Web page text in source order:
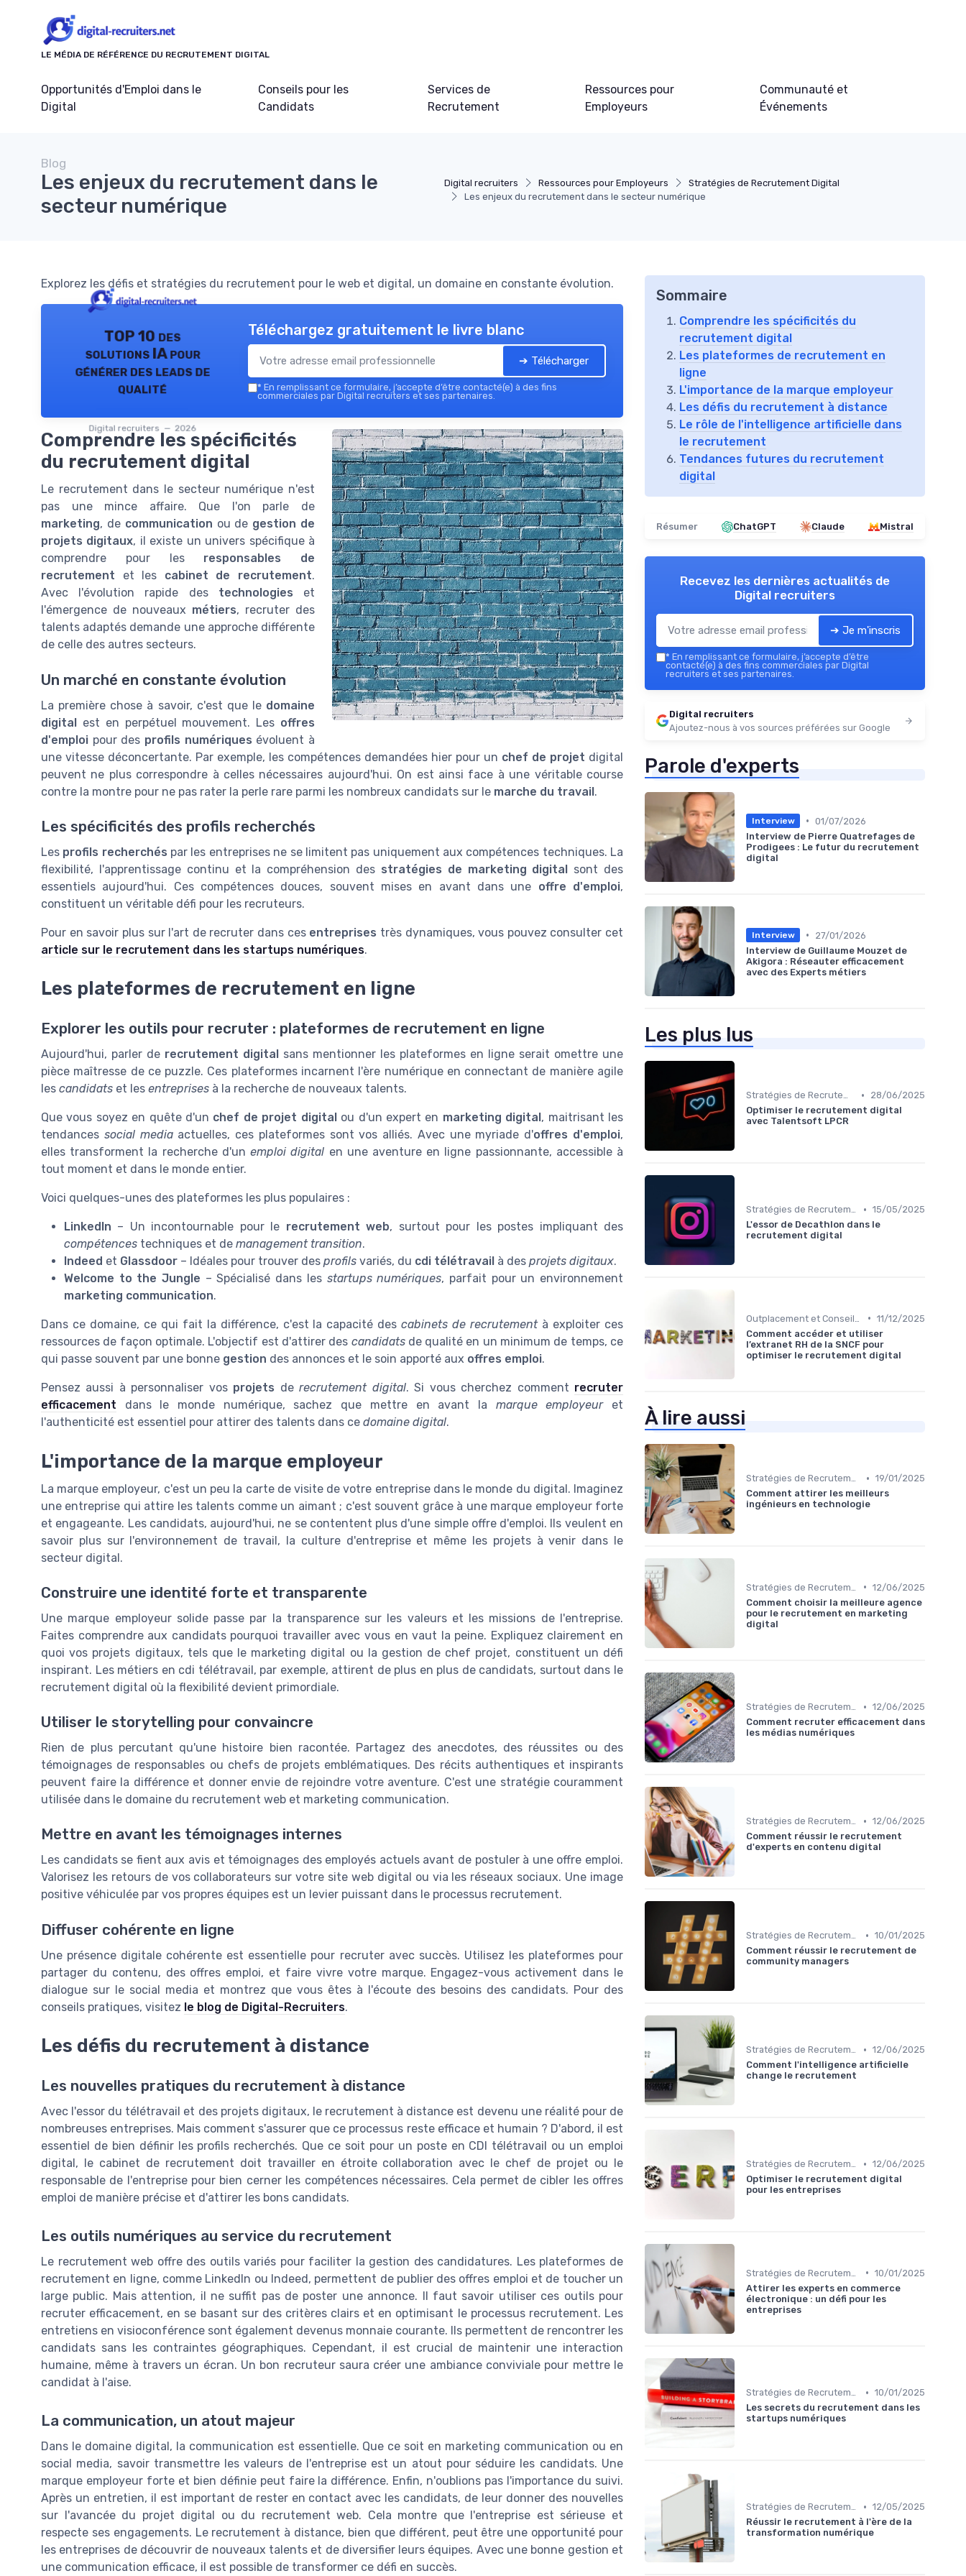
LE MÉDIA DE RÉFÉRENCE DU RECRUTEMENT DIGITAL
Opportunités d'Emploi dans le
Digital
Conseils pour les
Candidats
Services de
Recrutement
Ressources pour
Employeurs
Communauté et
Événements
Digital recruiters Ressources pour Employeurs
Stratégies de Recrutement Digital
Les enjeux du recrutement dans le secteur numérique
Blog
Les enjeux du recrutement dans le
secteur numérique
Explorez les défis et stratégies du recrutement pour le web et digital, un domaine en constante évolution.
TOP 10 des
solutions IA pour
générer des leads de
qualité
Digital recruiters — 2026
Téléchargez gratuitement le livre blanc
➔ Télécharger
* En remplissant ce formulaire, j’accepte d’être contacté(e) à des fins
commerciales par Digital recruiters et ses partenaires.
Comprendre les spécificités
du recrutement digital
Le recrutement dans le secteur numérique n'est
pas une mince affaire. Que l'on parle de
marketing, de communication ou de gestion de
projets digitaux, il existe un univers spécifique à
comprendre pour les responsables de
recrutement et les cabinet de recrutement.
Avec l'évolution rapide des technologies et
l'émergence de nouveaux métiers, recruter des
talents adaptés demande une approche différente
de celle des autres secteurs.
Un marché en constante évolution
La première chose à savoir, c'est que le domaine
digital est en perpétuel mouvement. Les offres
d'emploi pour des profils numériques évoluent à
une vitesse déconcertante. Par exemple, les compétences demandées hier pour un chef de projet digital
peuvent ne plus correspondre à celles nécessaires aujourd'hui. On est ainsi face à une véritable course
contre la montre pour ne pas rater la perle rare parmi les nombreux candidats sur le marche du travail.
Les spécificités des profils recherchés
Les profils recherchés par les entreprises ne se limitent pas uniquement aux compétences techniques. La
flexibilité, l'apprentissage continu et la compréhension des stratégies de marketing digital sont des
essentiels aujourd'hui. Ces compétences douces, souvent mises en avant dans une offre d'emploi,
constituent un véritable défi pour les recruteurs.
Pour en savoir plus sur l'art de recruter dans ces entreprises très dynamiques, vous pouvez consulter cet
article sur le recrutement dans les startups numériques.
Les plateformes de recrutement en ligne
Explorer les outils pour recruter : plateformes de recrutement en ligne
Aujourd'hui, parler de recrutement digital
sans mentionner les plateformes en ligne serait omettre une
pièce maîtresse de ce puzzle. Ces plateformes incarnent l'ère numérique en connectant de manière agile
les candidats et les entreprises à la recherche de nouveaux talents.
Que vous soyez en quête d'un chef de projet digital ou d'un expert en marketing digital , maitrisant les
tendances social mediaactuelles, ces plateformes sont vos alliés. Avec une myriade d'offres d'emploi,
elles transforment la recherche d'unemploi digital en une aventure en ligne passionnante, accessible à
tout moment et dans le monde entier.
Voici quelques-unes des plateformes les plus populaires :
LinkedIn – Un incontournable pour le recrutement web, surtout pour les postes impliquant des
compétences techniques et de management transition.
Indeed et Glassdoor – Idéales pour trouver des profils variés, du cdi télétravail à des projets digitaux.
Welcome to the Jungle – Spécialisé dans les startups numériques, parfait pour un environnement
marketing communication.
Dans ce domaine, ce qui fait la différence, c'est la capacité descabinets de recrutementà exploiter ces
ressources de façon optimale. L'objectif est d'attirer des candidatsde qualité en un minimum de temps, ce
qui passe souvent par une bonne gestion des annonces et le soin apporté aux offres emploi.
Pensez aussi à personnaliser vos projets derecrutement digital. Si vous cherchez comment recruter
efficacement dans le monde numérique, sachez que mettre en avant la marque employeuret
l'authenticité est essentiel pour attirer des talents dans ce domaine digital.
L'importance de la marque employeur
La marque employeur, c'est un peu la carte de visite de votre entreprise dans le monde du digital. Imaginez
une entreprise qui attire les talents comme un aimant ; c'est souvent grâce à une marque employeur forte
et engageante. Les candidats, aujourd'hui, ne se contentent plus d'une simple offre d'emploi. Ils veulent en
savoir plus sur l'environnement de travail, la culture d'entreprise et même les projets à venir dans le
secteur digital.
Construire une identité forte et transparente
Une marque employeur solide passe par la transparence sur les valeurs et les missions de l'entreprise.
Faites comprendre aux candidats pourquoi travailler avec vous en vaut la peine. Expliquez clairement en
quoi vos projets digitaux, tels que le marketing digital ou la gestion de chef projet, constituent un défi
inspirant. Les métiers en cdi télétravail, par exemple, attirent de plus en plus de candidats, surtout dans le
recrutement digital où la flexibilité devient primordiale.
Utiliser le storytelling pour convaincre
Rien de plus percutant qu'une histoire bien racontée. Partagez des anecdotes, des réussites ou des
témoignages de responsables ou chefs de projets emblématiques. Des récits authentiques et inspirants
peuvent faire la différence et donner envie de rejoindre votre aventure. C'est une stratégie couramment
utilisée dans le domaine du recrutement web et marketing communication.
Mettre en avant les témoignages internes
Les candidats se fient aux avis et témoignages des employés actuels avant de postuler à une offre emploi.
Valorisez les retours de vos collaborateurs sur votre site web digital ou via les réseaux sociaux. Une image
positive véhiculée par vos propres équipes est un levier puissant dans le processus recrutement.
Diffuser cohérente en ligne
Une présence digitale cohérente est essentielle pour recruter avec succès. Utilisez les plateformes pour
partager du contenu, des offres emploi, et faire vivre votre marque. Engagez-vous activement dans le
dialogue sur le social media et montrez que vous êtes à l'écoute des besoins des candidats. Pour des
conseils pratiques, visitez le blog de Digital-Recruiters.
Les défis du recrutement à distance
Les nouvelles pratiques du recrutement à distance
Avec l'essor du télétravail et des projets digitaux, le recrutement à distance est devenu une réalité pour de
nombreuses entreprises. Mais comment s'assurer que ce processus reste efficace et humain ? D'abord, il est
essentiel de bien définir les profils recherchés. Que ce soit pour un poste en CDI télétravail ou un emploi
digital, le cabinet de recrutement doit travailler en étroite collaboration avec le chef de projet ou le
responsable de l'entreprise pour bien cerner les compétences nécessaires. Cela permet de cibler les offres
emploi de manière précise et d'attirer les bons candidats.
Les outils numériques au service du recrutement
Le recrutement web offre des outils variés pour faciliter la gestion des candidatures. Les plateformes de
recrutement en ligne, comme LinkedIn ou Indeed, permettent de publier des offres emploi et de toucher un
large public. Mais attention, il ne suffit pas de poster une annonce. Il faut savoir utiliser ces outils pour
recruter efficacement, en se basant sur des critères clairs et en optimisant le processus recrutement. Les
entretiens en visioconférence sont également devenus monnaie courante. Ils permettent de rencontrer les
candidats sans les contraintes géographiques. Cependant, il est crucial de maintenir une interaction
humaine, même à travers un écran. Un bon recruteur saura créer une ambiance conviviale pour mettre le
candidat à l'aise.
La communication, un atout majeur
Dans le domaine digital, la communication est essentielle. Que ce soit en marketing communication ou en
social media, savoir transmettre les valeurs de l'entreprise est un atout pour séduire les candidats. Une
marque employeur forte et bien définie peut faire la différence. Enfin, n'oublions pas l'importance du suivi.
Après un entretien, il est important de rester en contact avec les candidats, de leur donner des nouvelles
sur l'avancée du projet digital ou du recrutement web. Cela montre que l'entreprise est sérieuse et
respecte ses engagements. Le recrutement à distance, bien que différent, peut être une opportunité pour
les entreprises de découvrir de nouveaux talents et de diversifier leurs équipes. Avec une bonne gestion et
une communication efficace, il est possible de transformer ce défi en succès.
Sommaire
Comprendre les spécificités du
recrutement digital
Les plateformes de recrutement en
ligne
L'importance de la marque employeur
Les défis du recrutement à distance
Le rôle de l'intelligence artificielle dans
le recrutement
Tendances futures du recrutement
digital
Résumer ChatGPT Claude Mistral
Recevez les dernières actualités de
Digital recruiters
➔ Je m'inscris
* En remplissant ce formulaire, j’accepte d’être
contacté(e) à des fins commerciales par Digital
recruiters et ses partenaires.
Digital recruiters
Ajoutez-nous à vos sources préférées sur Google
Parole d'experts
Interview • 01/07/2026
Interview de Pierre Quatrefages de
Prodigees : Le futur du recrutement
digital
Interview •
27/01/2026
Interview de Guillaume Mouzet de
Akigora : Réseauter efficacement
avec des Experts métiers
Les plus lus
Stratégies de Recrutement Digital •
28/06/2025
Optimiser le recrutement digital
avec Talentsoft LPCR
Stratégies de Recrutement Digital • 15/05/2025
L'essor de Decathlon dans le
recrutement digital
• 11/12/2025
Comment accéder et utiliser
l’extranet RH de la SNCF pour
optimiser le recrutement digital
À lire aussi
Stratégies de Recrutement Digital • 19/01/2025
Comment attirer les meilleurs
ingénieurs en technologie
• 12/06/2025
Comment choisir la meilleure agence
pour le recrutement en marketing
digital
Stratégies de Recrutement Digital • 12/06/2025
Comment recruter efficacement dans
les médias numériques
Stratégies de Recrutement Digital • 12/06/2025
Comment réussir le recrutement
d'experts en contenu digital
Stratégies de Recrutement Digital • 10/01/2025
Comment réussir le recrutement de
community managers
Stratégies de Recrutement Digital • 12/06/2025
Comment l'intelligence artificielle
change le recrutement
Stratégies de Recrutement Digital • 12/06/2025
Optimiser le recrutement digital
pour les entreprises
• 10/01/2025
Attirer les experts en commerce
électronique : un défi pour les
entreprises
Stratégies de Recrutement Digital • 10/01/2025
Les secrets du recrutement dans les
startups numériques
Stratégies de Recrutement Digital • 12/05/2025
Réussir le recrutement à l'ère de la
transformation numérique